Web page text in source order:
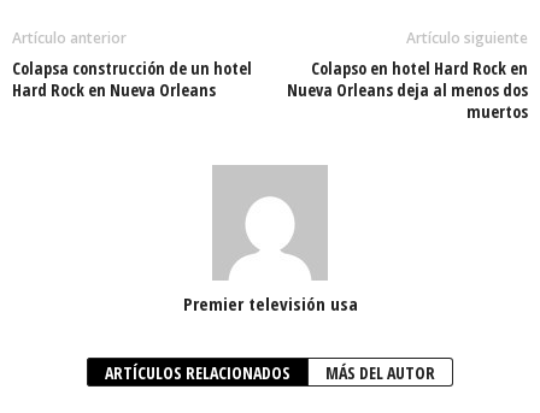
Artículo anterior
Colapsa construcción de un hotel
Hard Rock en Nueva Orleans
Artículo siguiente
Colapso en hotel Hard Rock en
Nueva Orleans deja al menos dos
muertos
Premier televisión usa
ARTÍCULOS RELACIONADOS MÁS DEL AUTOR